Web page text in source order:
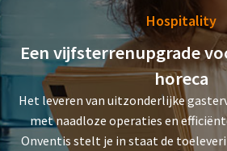
Hospitality
Een vijfsterrenupgrade
horeca
Het leveren van uitzonderlijke
met naadloze operaties en
Onventis stelt je in staat de